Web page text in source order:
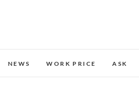
NEWS WORK PRICE ASK